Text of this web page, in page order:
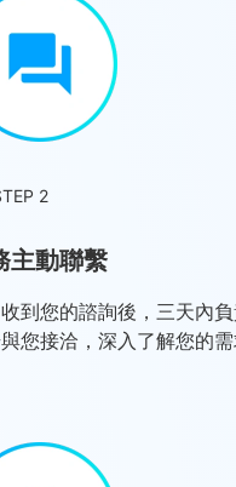
2
主動聯繫
到您的諮詢後，三天內
您接洽，深入了解您的需